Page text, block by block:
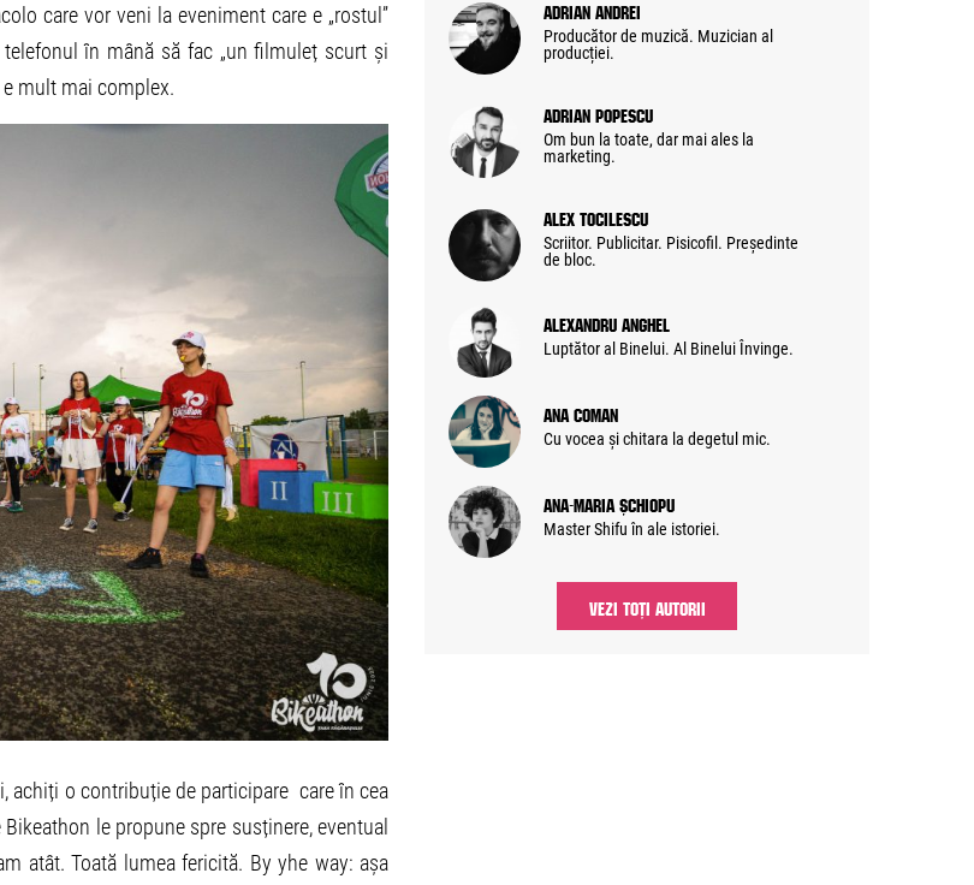
care vor veni la eveniment care e „rostul”
în mână să fac „un filmuleț scurt și
mult mai complex.
achiți o contribuție de participare care în cea
le propune spre susținere, eventual
atât. Toată lumea fericită. By yhe way: așa
Adrian Andrei
Producător de muzică. Muzician al
producției.
Adrian Popescu
Om bun la toate, dar mai ales la
marketing.
Alex Tocilescu
Scriitor. Publicitar. Pisicofil. Președinte
de bloc.
Alexandru Anghel
Luptător al Binelui. Al Binelui Învinge.
Ana Coman
Cu vocea și chitara la degetul mic.
Ana-Maria Șchiopu
Master Shifu în ale istoriei.
VEZI TOȚI AUTORII